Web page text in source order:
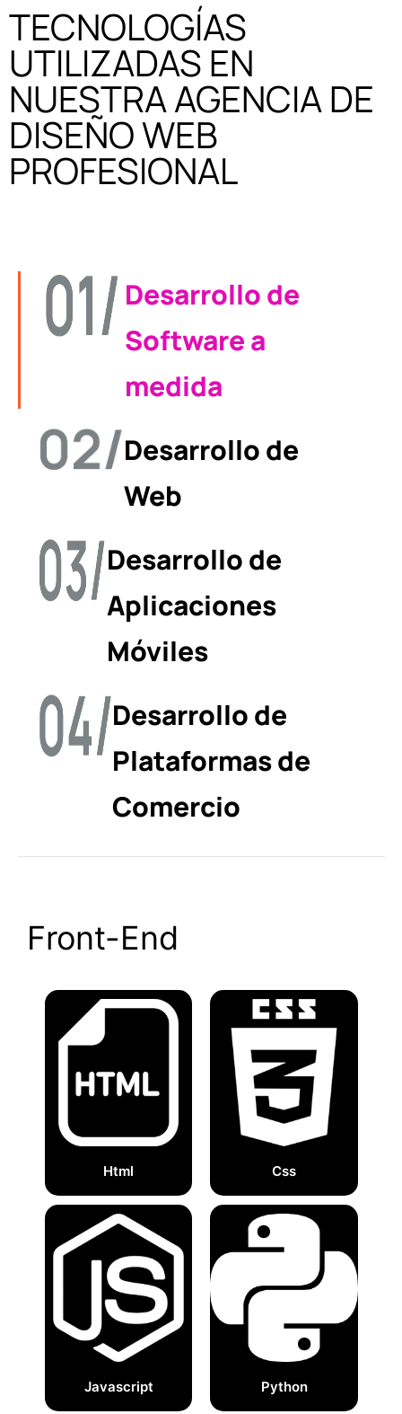
TECNOLOGÍAS
UTILIZADAS EN
NUESTRA AGENCIA DE
DISEÑO WEB
PROFESIONAL
Desarrollo de
Software a
medida
Desarrollo de
Web
Desarrollo de
Aplicaciones
Móviles
Desarrollo de
Plataformas de
Comercio
Front-End
Html Css
Javascript Python